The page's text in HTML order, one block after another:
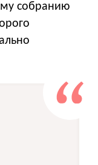
собранию